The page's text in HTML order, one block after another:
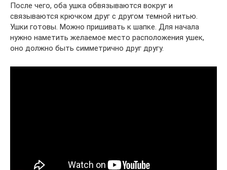
После чего, оба ушка обвязываются вокруг и
связываются крючком друг с другом темной нитью.
Ушки готовы. Можно пришивать к шапке. Для начала
нужно наметить желаемое место расположения ушек,
оно должно быть симметрично друг другу.